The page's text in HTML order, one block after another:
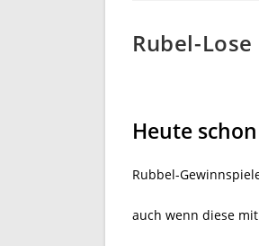
Rubel-
Heute
Rubbel-
auch wenn diese